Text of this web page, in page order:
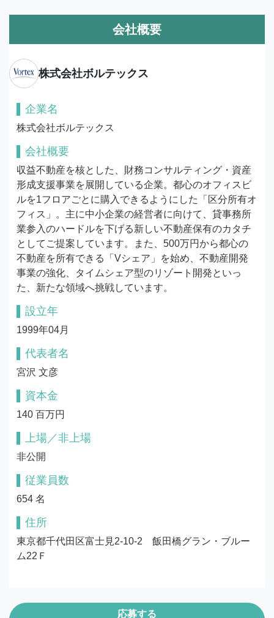
会社概要
株式会社ボルテックス
企業名
株式会社ボルテックス
会社概要
収益不動産を核とした、財務コンサルティング・資産
形成支援事業を展開している企業。都心のオフィスビ
ルを1フロアごとに購入できるようにした「区分所有オ
フィス」。主に中小企業の経営者に向けて、貸事務所
業参入のハードルを下げる新しい不動産保有のカタチ
としてご提案しています。また、500万円から都心の
不動産を所有できる「Vシェア」を始め、不動産開発
事業の強化、タイムシェア型のリゾート開発といっ
た、新たな領域へ挑戦しています。
設立年
1999年04月
代表者名
宮沢 文彦
資本金
140 百万円
上場／非上場
非公開
従業員数
654 名
住所
東京都千代田区富士見2-10-2　飯田橋グラン・ブルー
ム22Ｆ
応募する